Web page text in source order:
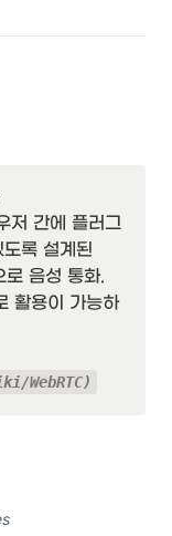
간에 플러그
록 설계된
음성 통화.
활용이 가능하